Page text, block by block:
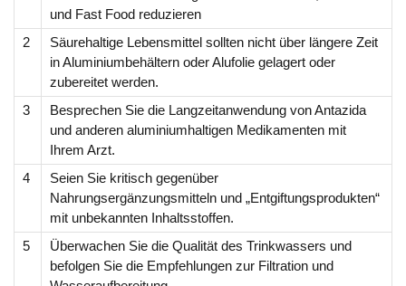
und Fast Food reduzieren
2
Säurehaltige Lebensmittel sollten nicht über längere Zeit
in Aluminiumbehältern oder Alufolie gelagert oder
zubereitet werden.
3
Besprechen Sie die Langzeitanwendung von Antazida
und anderen aluminiumhaltigen Medikamenten mit
Ihrem Arzt.
4
Seien Sie kritisch gegenüber
Nahrungsergänzungsmitteln und „Entgiftungsprodukten“
mit unbekannten Inhaltsstoffen.
5
Überwachen Sie die Qualität des Trinkwassers und
befolgen Sie die Empfehlungen zur Filtration und